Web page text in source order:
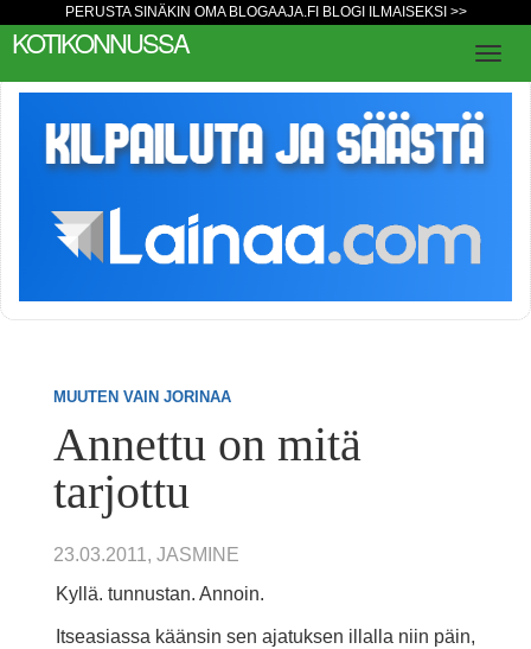
PERUSTA SINÄKIN OMA BLOGAAJA.FI BLOGI ILMAISEKSI >>
KOTIKONNUSSA
MUUTEN VAIN JORINAA
Annettu on mitä
tarjottu
23.03.2011, JASMINE
Kyllä. tunnustan. Annoin.
Itseasiassa käänsin sen ajatuksen illalla niin päin,